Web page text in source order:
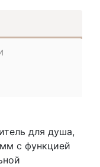
для душа,
с функцией